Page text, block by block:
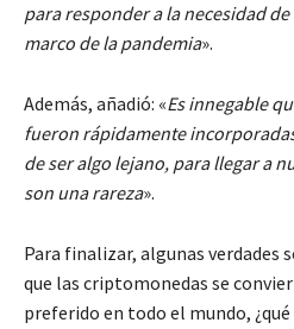
para responder a la necesidad
marco de la pandemia».
Además, añadió: «Es innegable
fueron rápidamente
de ser algo lejano, para llegar a
son una rareza».
Para finalizar, algunas verdades
que las criptomonedas se
preferido en todo el mundo,